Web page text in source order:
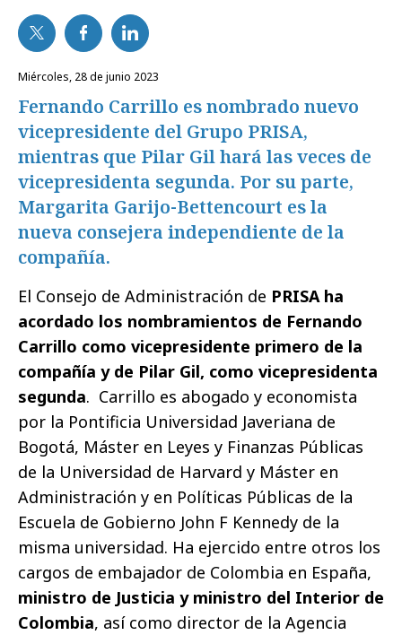
miércoles, 28 de junio 2023
Fernando Carrillo es nombrado nuevo
vicepresidente del Grupo PRISA,
mientras que Pilar Gil hará las veces de
vicepresidenta segunda. Por su parte,
Margarita Garijo-Bettencourt es la
nueva consejera independiente de la
compañía.
El Consejo de Administración de PRISA ha
acordado los nombramientos de Fernando
Carrillo como vicepresidente primero de la
compañía y de Pilar Gil, como vicepresidenta
segunda. Carrillo es abogado y economista
por la Pontificia Universidad Javeriana de
Bogotá, Máster en Leyes y Finanzas Públicas
de la Universidad de Harvard y Máster en
Administración y en Políticas Públicas de la
Escuela de Gobierno John F Kennedy de la
misma universidad. Ha ejercido entre otros los
cargos de embajador de Colombia en España,
ministro de Justicia y ministro del Interior de
Colombia, así como director de la Agencia